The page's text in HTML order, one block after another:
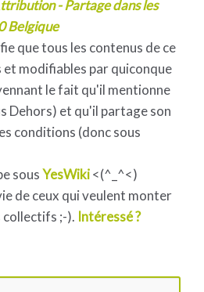
- Partage dans les
Belgique
que tous les contenus de ce
modifiables par quiconque
le fait qu'il mentionne
Dehors) et qu'il partage son
conditions (donc sous
sousYesWiki<(^_^<)
de ceux qui veulent monter
collectifs ;-). Intéressé ?